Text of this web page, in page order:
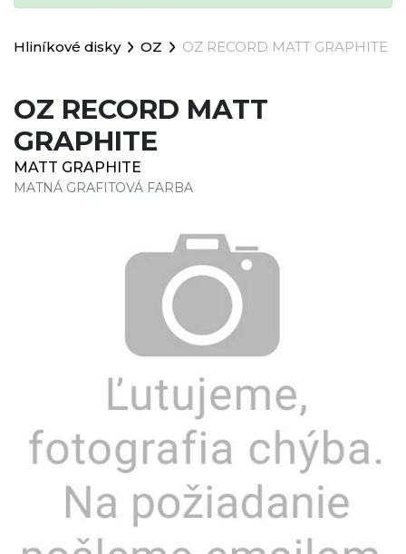
Hliníkové disky OZ OZ RECORD MATT GRAPHITE
OZ RECORD MATT
GRAPHITE
MATT GRAPHITE
MATNÁ GRAFITOVÁ FARBA